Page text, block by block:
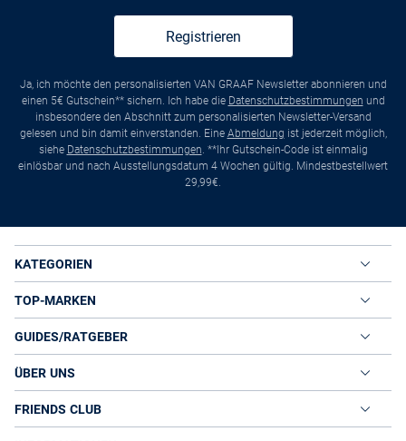
Registrieren
Ja, ich möchte den personalisierten VAN GRAAF Newsletter abonnieren und
einen 5€ Gutschein** sichern. Ich habe die Datenschutzbestimmungen und
insbesondere den Abschnitt zum personalisierten Newsletter-Versand
gelesen und bin damit einverstanden. Eine Abmeldung ist jederzeit möglich,
siehe Datenschutzbestimmungen. **Ihr Gutschein-Code ist einmalig
einlösbar und nach Ausstellungsdatum 4 Wochen gültig. Mindestbestellwert
29,99€.
KATEGORIEN
TOP-MARKEN
GUIDES/RATGEBER
ÜBER UNS
FRIENDS CLUB